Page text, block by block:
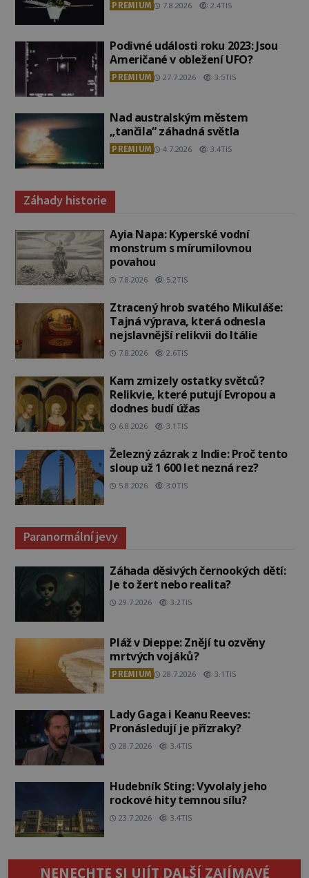
PREMIUM 7.8.2026 2.4TIS
Podivné události roku 2023: Jsou
Američané v obležení UFO?
PREMIUM 27.7.2026 3.5TIS
Nad australským městem
„tančila“ záhadná světla
PREMIUM 4.7.2026 3.4TIS
Záhady historie
Ayia Napa: Kyperské vodní
monstrum s mírumilovnou
povahou
7.8.2026 5.2TIS
Ztracený hrob svatého Mikuláše:
Tajná výprava, která odnesla
nejslavnější relikvii do Itálie
7.8.2026 2.6TIS
Kam zmizely ostatky světců?
Relikvie, které putují Evropou a
dodnes budí úžas
6.8.2026 3.1TIS
Železný zázrak z Indie: Proč tento
sloup už 1 600 let nezná rez?
5.8.2026 3.0TIS
Paranormální jevy
Záhada děsivých černookých dětí:
Je to žert nebo realita?
29.7.2026 3.2TIS
Pláž v Dieppe: Znějí tu ozvěny
mrtvých vojáků?
PREMIUM 28.7.2026 3.1TIS
Lady Gaga i Keanu Reeves:
Pronásledují je přízraky?
28.7.2026 3.4TIS
Hudebník Sting: Vyvolaly jeho
rockové hity temnou sílu?
23.7.2026 3.4TIS
NENECHTE SI UJÍT DALŠÍ ZAJÍMAVÉ